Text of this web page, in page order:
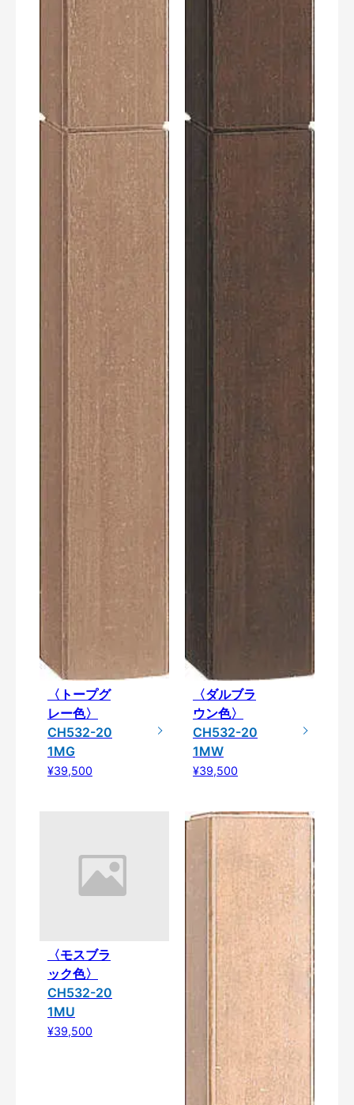
〈トープグ
レー色〉
CH532-20
1MG
¥39,500
〈ダルブラ
ウン色〉
CH532-20
1MW
¥39,500
〈モスブラ
ック色〉
CH532-20
1MU
¥39,500